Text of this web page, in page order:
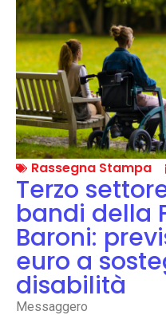
Rassegna Stampa
Terzo
bandi della
Baroni:
euro a
disabilità
Messaggero